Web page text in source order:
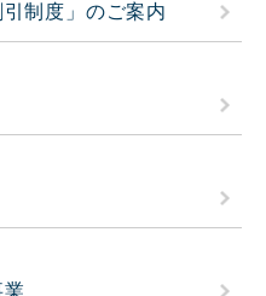
引制度」のご案内